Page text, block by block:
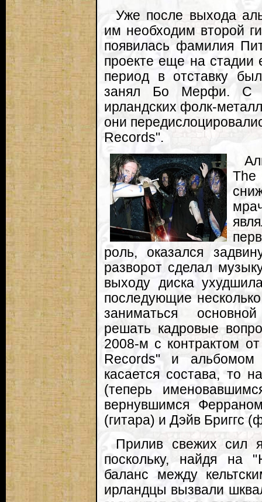
Уже после выхода
им необходим второй
появилась фамилия
проекте еще на стадии
период в отставку
занял Бо Мерфи. С
ирландских фолк-
они
Records".
роль, оказался
разворот сделал
выходу диска
последующие
заниматься
решать кадровые
2008-м с контрактом
Records" и
касается состава, то
(теперь
вернувшимся
(гитара) и Дэйв Бриггс
Прилив свежих сил
поскольку, найдя на
баланс между
ирландцы вызвали